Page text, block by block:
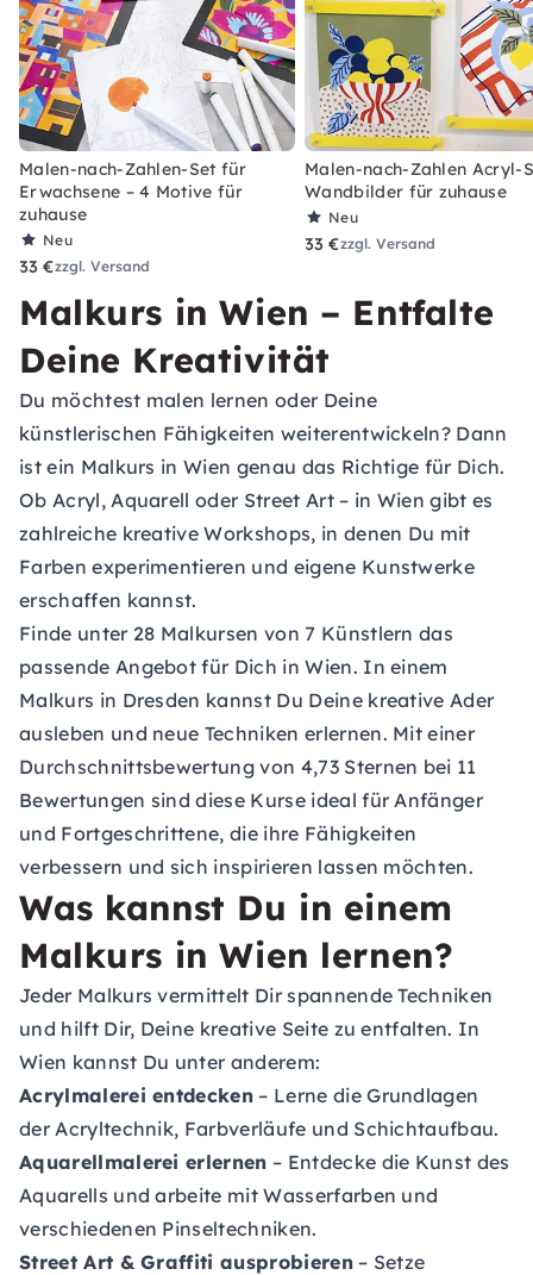
Malen-nach-Zahlen-Set für
Erwachsene – 4 Motive für
zuhause
Neu
33 €zzgl. Versand
Malen-nach-Zahlen Acryl-
Wandbilder für zuhause
Neu
33 €zzgl. Versand
Malkurs in Wien – Entfalte
Deine Kreativität
Du möchtest malen lernen oder Deine
künstlerischen Fähigkeiten weiterentwickeln? Dann
ist ein Malkurs in Wien genau das Richtige für Dich.
Ob Acryl, Aquarell oder Street Art – in Wien gibt es
zahlreiche kreative Workshops, in denen Du mit
Farben experimentieren und eigene Kunstwerke
erschaffen kannst.
Finde unter 28 Malkursen von 7 Künstlern das
passende Angebot für Dich in Wien. In einem
Malkurs in Dresden kannst Du Deine kreative Ader
ausleben und neue Techniken erlernen. Mit einer
Durchschnittsbewertung von 4,73 Sternen bei 11
Bewertungen sind diese Kurse ideal für Anfänger
und Fortgeschrittene, die ihre Fähigkeiten
verbessern und sich inspirieren lassen möchten.
Was kannst Du in einem
Malkurs in Wien lernen?
Jeder Malkurs vermittelt Dir spannende Techniken
und hilft Dir, Deine kreative Seite zu entfalten. In
Wien kannst Du unter anderem:
Acrylmalerei entdecken – Lerne die Grundlagen
der Acryltechnik, Farbverläufe und Schichtaufbau.
Aquarellmalerei erlernen – Entdecke die Kunst des
Aquarells und arbeite mit Wasserfarben und
verschiedenen Pinseltechniken.
Street Art & Graffiti ausprobieren– Setze